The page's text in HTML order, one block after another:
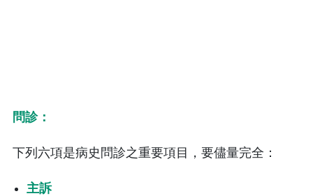
問診：
下列六項是病史問診之重要項目，要儘量完全：
主訴